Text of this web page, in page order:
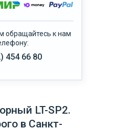
обращайтесь к нам
454 66 80
LT-SP2.
в Санкт-